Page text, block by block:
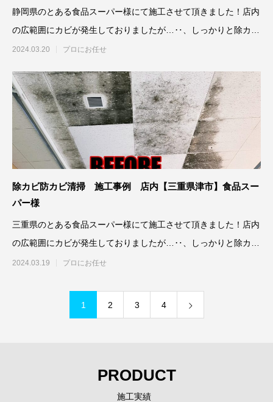
静岡県のとある食品スーパー様にて施工させて頂きました！店内
の広範囲にカビが発生しておりましたが…‥、しっかりと除カビ
防カビ施工さ
2024.03.20 プロにお任せ
除カビ防カビ清掃 施工事例 店内【三重県津市】食品スー
パー様
三重県のとある食品スーパー様にて施工させて頂きました！店内
の広範囲にカビが発生しておりましたが…‥、しっかりと除カビ
防カビ施工さ
2024.03.19 プロにお任せ
1 2 3 4
PRODUCT
施工実績